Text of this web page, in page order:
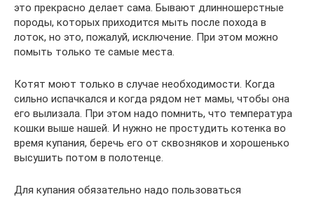
это прекрасно делает сама. Бывают длинношерстные
породы, которых приходится мыть после похода в
лоток, но это, пожалуй, исключение. При этом можно
помыть только те самые места.
Котят моют только в случае необходимости. Когда
сильно испачкался и когда рядом нет мамы, чтобы она
его вылизала. При этом надо помнить, что температура
кошки выше нашей. И нужно не простудить котенка во
время купания, беречь его от сквозняков и хорошенько
высушить потом в полотенце.
Для купания обязательно надо пользоваться